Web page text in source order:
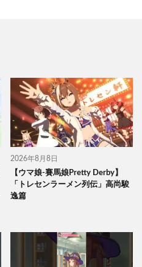
2026年8月8日
【ウマ娘-賽馬娘Pretty Derby】
「トレセンラーメン列伝」高尚駿
逸篇